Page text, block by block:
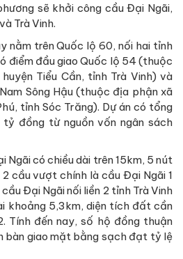
sẽ khởi công cầu Đại Ngãi,
Trà Vinh.
nằm trên Quốc lộ 60, nối hai tỉnh
điểm đầu giao Quốc lộ 54 (thuộc
Tiểu Cần, tỉnh Trà Vinh) và
Sông Hậu (thuộc địa phận xã
tỉnh Sóc Trăng). Dự án có tổng
đồng từ nguồn vốn ngân sách
Ngãi có chiều dài trên 15km, 5 nút
cầu vượt chính là cầu Đại Ngãi 1
Đại Ngãi nối liền 2 tỉnh Trà Vinh
khoảng 5,3km, diện tích đất cần
Tính đến nay, số hộ đồng thuận
bàn giao mặt bằng sạch đạt tỷ lệ